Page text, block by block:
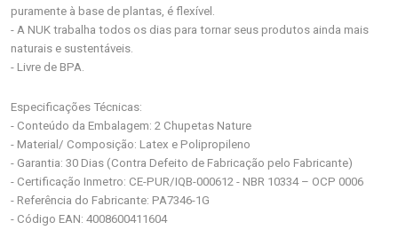
puramente à base de plantas, é flexível.
- A NUK trabalha todos os dias para tornar seus produtos ainda mais
naturais e sustentáveis.
- Livre de BPA.
Especificações Técnicas:
- Conteúdo da Embalagem: 2 Chupetas Nature
- Material/ Composição: Latex e Polipropileno
- Garantia: 30 Dias (Contra Defeito de Fabricação pelo Fabricante)
- Certificação Inmetro: CE-PUR/IQB-000612 - NBR 10334 – OCP 0006
- Referência do Fabricante: PA7346-1G
- Código EAN: 4008600411604